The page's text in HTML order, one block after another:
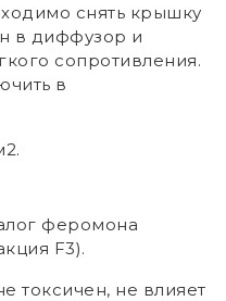
снять крышку
в диффузор и
сопротивления.
в
феромона
F3).
токсичен, не влияет